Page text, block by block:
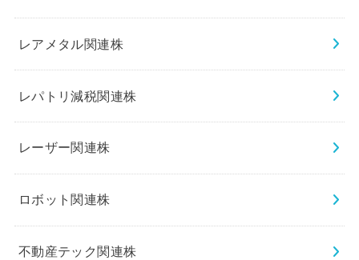
レアメタル関連株
レパトリ減税関連株
レーザー関連株
ロボット関連株
不動産テック関連株